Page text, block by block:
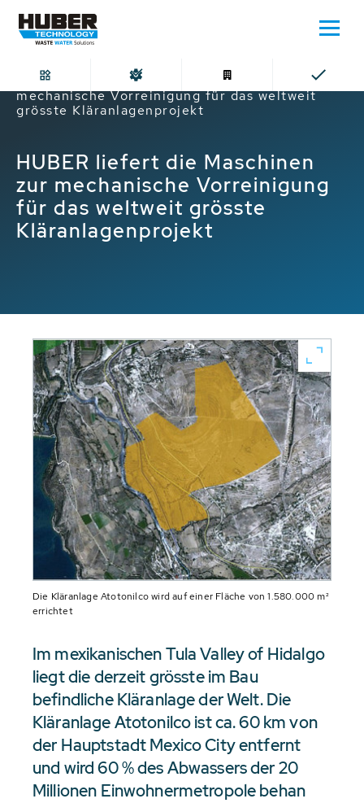
Home
HUBER liefert die Maschinen zur
mechanische Vorreinigung für das weltweit
grösste Kläranlagenprojekt
HUBER liefert die Maschinen
zur mechanische Vorreinigung
für das weltweit grösste
Kläranlagenprojekt
Die Kläranlage Atotonilco wird auf einer Fläche von 1.580.000 m²
errichtet
Im mexikanischen Tula Valley of Hidalgo
liegt die derzeit grösste im Bau
befindliche Kläranlage der Welt. Die
Kläranlage Atotonilco ist ca. 60 km von
der Hauptstadt Mexico City entfernt
und wird 60 % des Abwassers der 20
Millionen Einwohnermetropole behan